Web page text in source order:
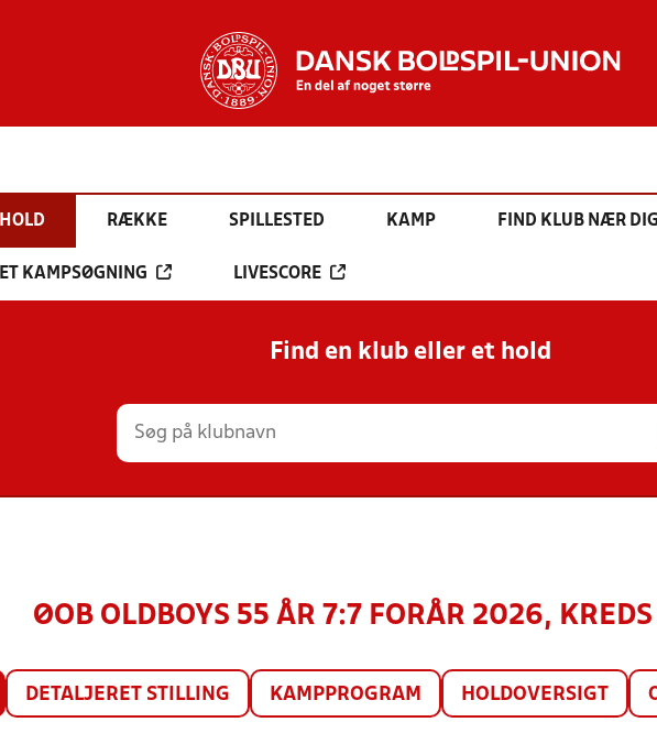
RÆKKE SPILLESTED KAMP FIND KLUB NÆR DIG
KAMPSØGNING LIVESCORE
Find en klub eller et hold
ØOB OLDBOYS 55 ÅR 7:7 FORÅR 2026,
DETALJERET STILLING KAMPPROGRAM HOLDOVERSIGT